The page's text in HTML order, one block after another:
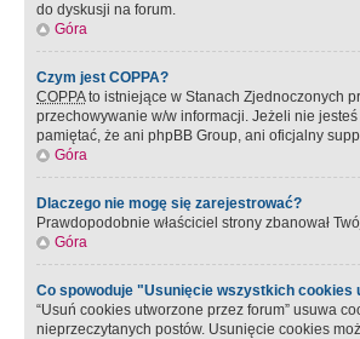
do dyskusji na forum.
Góra
Czym jest COPPA?
COPPAto istniejące w Stanach Zjednoczonych
przechowywanie w/w informacji. Jeżeli nie
pamiętać, że ani phpBB Group, ani oficjalny
Góra
Dlaczego nie mogę się zarejestrować?
Prawdopodobnie właściciel strony zbanował
Góra
Co spowoduje "Usunięcie wszystkich cookies
“Usuń cookies utworzone przez forum” usuwa
nieprzeczytanych postów. Usunięcie cookies